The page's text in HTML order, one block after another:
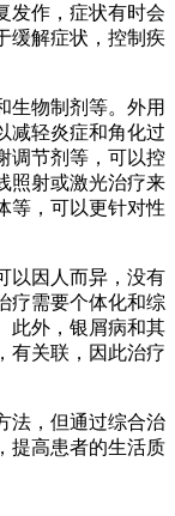
发作，症状有时会
缓解症状，控制疾
生物制剂等。外用
减轻炎症和角化过
调节剂等，可以控
照射或激光治疗来
等，可以更针对性
以因人而异，没有
疗需要个体化和综
此外，银屑病和其
有关联，因此治疗
法，但通过综合治
提高患者的生活质